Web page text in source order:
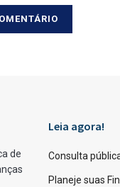
de
Leia agora!
Consulta
Planeje suas